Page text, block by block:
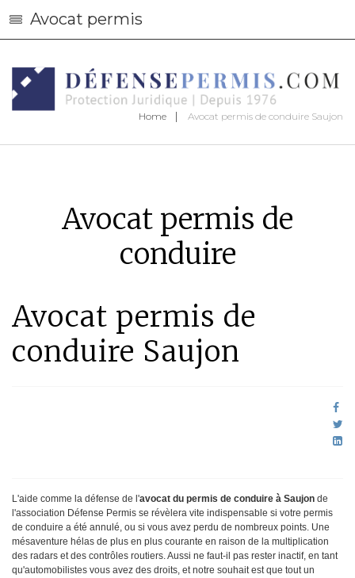
Avocat permis
Home Avocat permis de conduire Saujon
Avocat permis de
conduire
Avocat permis de
conduire Saujon
L'aide comme la défense de l'avocat du permis de conduire à Saujon de
l'association Défense Permis se révèlera vite indispensable si votre permis
de conduire a été annulé, ou si vous avez perdu de nombreux points. Une
mésaventure hélas de plus en plus courante en raison de la multiplication
des radars et des contrôles routiers. Aussi ne faut-il pas rester inactif, en tant
qu'automobilistes vous avez des droits, et notre souhait est que tout un